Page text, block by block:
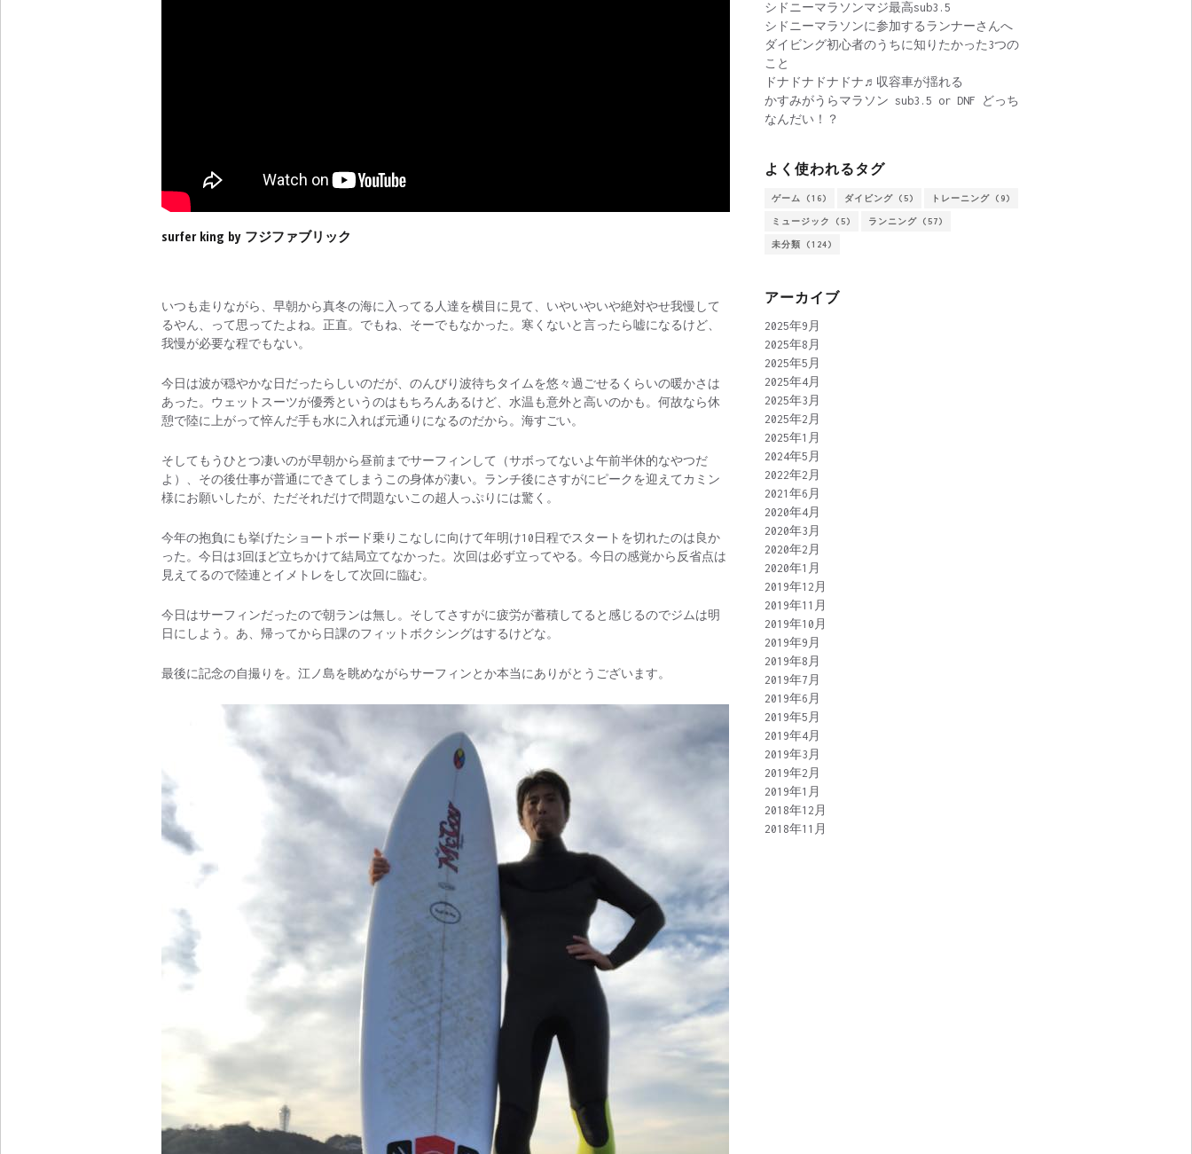
surfer king by フジファブリック
いつも走りながら、早朝から真冬の海に入ってる人達を横目に見て、いやいやいや絶対やせ我慢して
るやん、って思ってたよね。正直。でもね、そーでもなかった。寒くないと言ったら嘘になるけど、
我慢が必要な程でもない。
今日は波が穏やかな日だったらしいのだが、のんびり波待ちタイムを悠々過ごせるくらいの暖かさは
あった。ウェットスーツが優秀というのはもちろんあるけど、水温も意外と高いのかも。何故なら休
憩で陸に上がって悴んだ手も水に入れば元通りになるのだから。海すごい。
そしてもうひとつ凄いのが早朝から昼前までサーフィンして（サボってないよ午前半休的なやつだ
よ）、その後仕事が普通にできてしまうこの身体が凄い。ランチ後にさすがにピークを迎えてカミン
様にお願いしたが、ただそれだけで問題ないこの超人っぷりには驚く。
今年の抱負にも挙げたショートボード乗りこなしに向けて年明け10日程でスタートを切れたのは良か
った。今日は3回ほど立ちかけて結局立てなかった。次回は必ず立ってやる。今日の感覚から反省点は
見えてるので陸連とイメトレをして次回に臨む。
今日はサーフィンだったので朝ランは無し。そしてさすがに疲労が蓄積してると感じるのでジムは明
日にしよう。あ、帰ってから日課のフィットボクシングはするけどな。
最後に記念の自撮りを。江ノ島を眺めながらサーフィンとか本当にありがとうございます。
シドニーマラソンマジ最高sub3.5
シドニーマラソンに参加するランナーさんへ
ダイビング初心者のうちに知りたかった3つの
こと
ドナドナドナドナ♬収容車が揺れる
かすみがうらマラソン sub3.5 or DNF どっち
なんだい！？
よく使われるタグ
ゲーム (16) ダイビング (5) トレーニング (9)
ミュージック (5) ランニング (57)
未分類 (124)
アーカイブ
2025年9月
2025年8月
2025年5月
2025年4月
2025年3月
2025年2月
2025年1月
2024年5月
2022年2月
2021年6月
2020年4月
2020年3月
2020年2月
2020年1月
2019年12月
2019年11月
2019年10月
2019年9月
2019年8月
2019年7月
2019年6月
2019年5月
2019年4月
2019年3月
2019年2月
2019年1月
2018年12月
2018年11月